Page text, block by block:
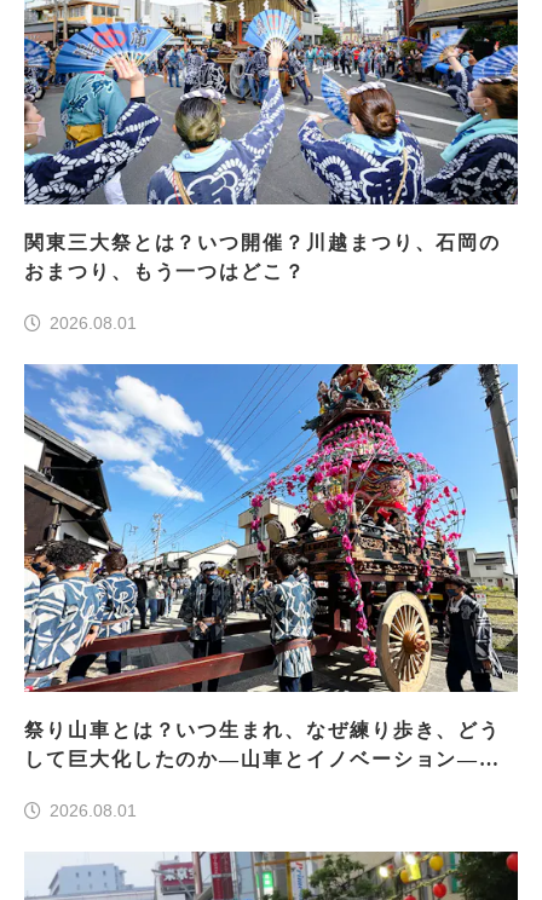
関東三大祭とは？いつ開催？川越まつり、石岡の
おまつり、もう一つはどこ？
2026.08.01
祭り山車とは？いつ生まれ、なぜ練り歩き、どう
して巨大化したのか―山車とイノベーション―＜
2026.08.01